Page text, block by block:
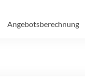
Angebotsberechnung